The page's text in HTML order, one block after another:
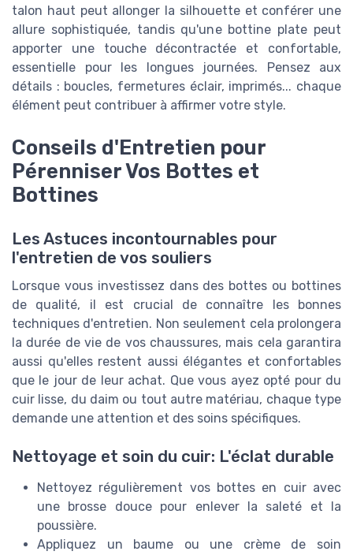
talon haut peut allonger la silhouette et conférer une
allure sophistiquée, tandis qu'une bottine plate peut
apporter une touche décontractée et confortable,
essentielle pour les longues journées. Pensez aux
détails : boucles, fermetures éclair, imprimés... chaque
élément peut contribuer à affirmer votre style.
Conseils d'Entretien pour
Pérenniser Vos Bottes et
Bottines
Les Astuces incontournables pour
l'entretien de vos souliers
Lorsque vous investissez dans des bottes ou bottines
de qualité, il est crucial de connaître les bonnes
techniques d'entretien. Non seulement cela prolongera
la durée de vie de vos chaussures, mais cela garantira
aussi qu'elles restent aussi élégantes et confortables
que le jour de leur achat. Que vous ayez opté pour du
cuir lisse, du daim ou tout autre matériau, chaque type
demande une attention et des soins spécifiques.
Nettoyage et soin du cuir: L'éclat durable
Nettoyez régulièrement vos bottes en cuir avec
une brosse douce pour enlever la saleté et la
poussière.
Appliquez un baume ou une crème de soin